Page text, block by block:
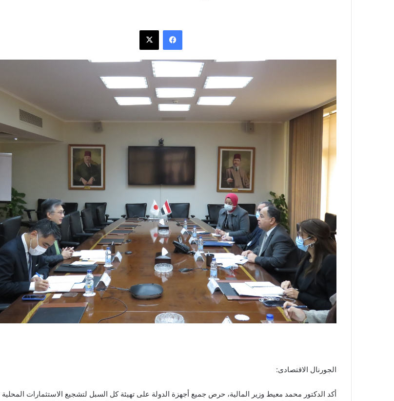
فيسبوك ‫X
الجورنال الاقتصادى:
أكد الدكتور محمد معيط وزير المالية، حرص جميع أجهزة الدولة على تهيئة كل السبل لتشجيع الاستثمارات المحلية